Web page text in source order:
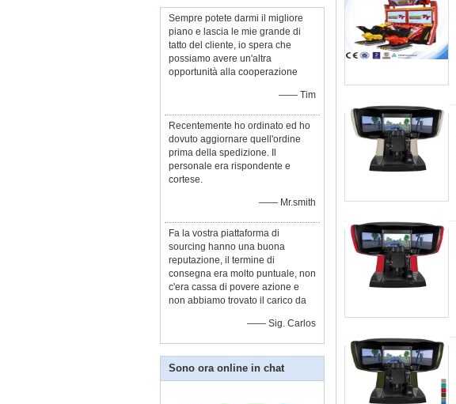
Sempre potete darmi il migliore
piano e lascia le mie grande di
tatto del cliente, io spera che
possiamo avere un'altra
opportunità alla cooperazione
—— Tim
Recentemente ho ordinato ed ho
dovuto aggiornare quell'ordine
prima della spedizione. Il
personale era rispondente e
cortese.
—— Mr.smith
Fa la vostra piattaforma di
sourcing hanno una buona
reputazione, il termine di
consegna era molto puntuale, non
c'era cassa di povere azione e
non abbiamo trovato il carico da
—— Sig. Carlos
Sono ora online in chat